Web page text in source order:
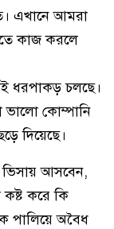
এখানে আমরা
কাজ করলে
ধরপাকড় চলছে।
কোম্পানি
দিয়েছে।
ভিসায় আসবেন,
কষ্ট করে কি
পালিয়ে অবৈধ